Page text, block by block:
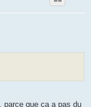
parce que ça a pas du